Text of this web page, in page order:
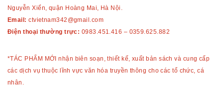
Nguyễn Xiển, quận Hoàng Mai, Hà Nội.
Email: ctvietnam342@gmail.com
Điện thoại thường trực: 0983.451.416 – 0359.625.882
*TÁC PHẨM MỚI nhận biên soạn, thiết kế, xuất bản sách và cung cấp
các dịch vụ thuộc lĩnh vực văn hóa truyền thông cho các tổ chức, cá
nhân.